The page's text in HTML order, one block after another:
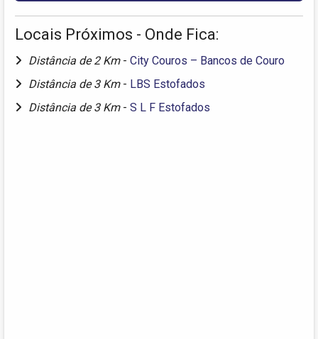
Locais Próximos - Onde Fica:
Distância de 2 Km - City Couros – Bancos de Couro
Distância de 3 Km - LBS Estofados
Distância de 3 Km - S L F Estofados